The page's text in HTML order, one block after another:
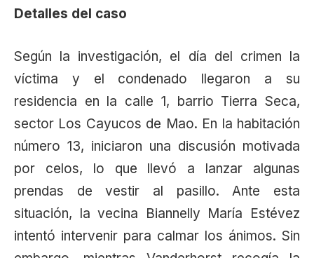
Detalles del caso
Según la investigación, el día del crimen la
víctima y el condenado llegaron a su
residencia en la calle 1, barrio Tierra Seca,
sector Los Cayucos de Mao. En la habitación
número 13, iniciaron una discusión motivada
por celos, lo que llevó a lanzar algunas
prendas de vestir al pasillo. Ante esta
situación, la vecina Biannelly María Estévez
intentó intervenir para calmar los ánimos. Sin